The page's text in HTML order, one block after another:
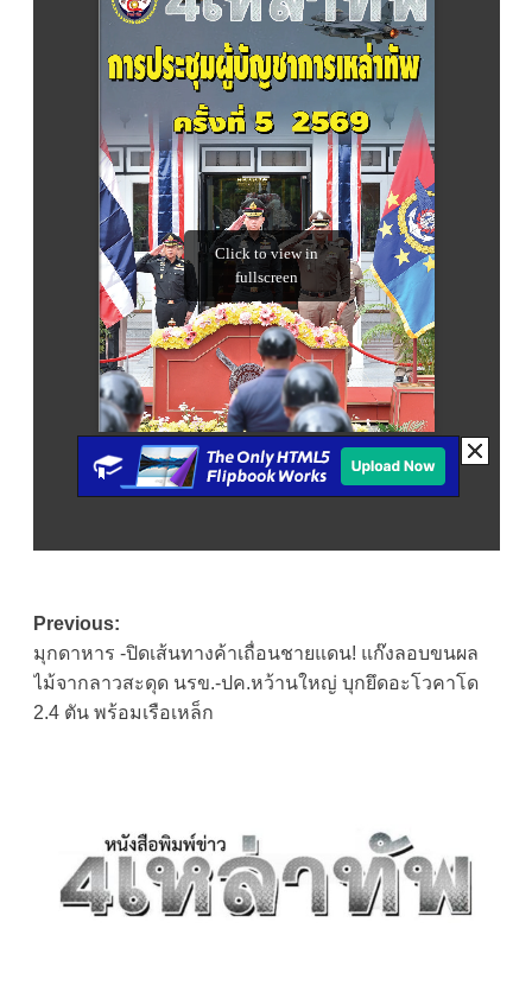
Post
navigation
Previous:
มุกดาหาร -ปิดเส้นทางค้าเถื่อนชายแดน! แก๊งลอบขนผล
ไม้จากลาวสะดุด นรข.-ปค.หว้านใหญ่ บุกยึดอะโวคาโด
2.4 ตัน พร้อมเรือเหล็ก